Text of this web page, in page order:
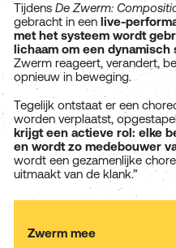
Tijdens De Zwerm:
gebracht in een live-
met het systeem wordt
lichaam om een
Zwerm reageert, verandert,
opnieuw in beweging.
Tegelijk ontstaat er een
worden verplaatst,
krijgt een actieve rol: elke
en wordt zo medebouwer
wordt een gezamenlijke
uitmaakt van de klank.”
Zwerm mee